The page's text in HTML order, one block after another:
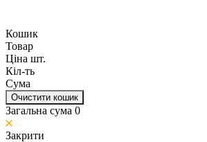
Кошик
Товар
Ціна шт.
Кіл-ть
Сума
Очистити кошик
Загальна сума 0
Закрити